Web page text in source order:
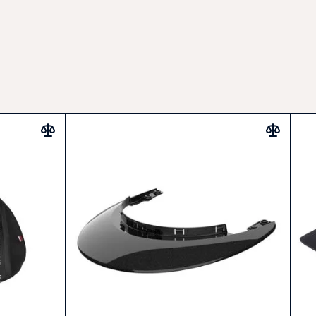
korozi
i přepravníku
povrchovou úpravou
hadříkem s jemným čisticím prostředkem. Nepoužívat